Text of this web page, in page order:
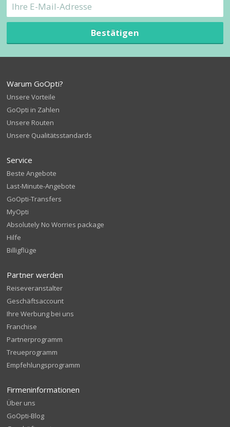
Bestätigen
Warum GoOpti?
Unsere Vorteile
GoOpti in Zahlen
Unsere Routen
Unsere Qualitätsstandards
Service
Beste Angebote
Last-Minute-Angebote
GoOpti-Transfers
MyOpti
Absolutely No Worries package
Hilfe
Billigflüge
Partner werden
Reiseveranstalter
Geschäftsaccount
Ihre Werbung bei uns
Franchise
Partnerprogramm
Treueprogramm
Empfehlungsprogramm
Firmeninformationen
Über uns
GoOpti-Blog